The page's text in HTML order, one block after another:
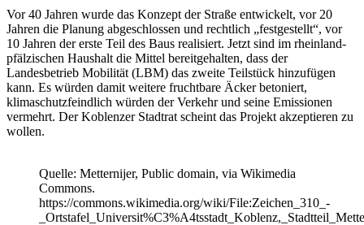
Vor 40 Jahren wurde das Konzept der Straße entwickelt, vor 20
Jahren die Planung abgeschlossen und rechtlich „festgestellt“, vor
10 Jahren der erste Teil des Baus realisiert. Jetzt sind im rheinland-
pfälzischen Haushalt die Mittel bereitgehalten, dass der
Landesbetrieb Mobilität (LBM) das zweite Teilstück hinzufügen
kann. Es würden damit weitere fruchtbare Äcker betoniert,
klimaschutzfeindlich würden der Verkehr und seine Emissionen
vermehrt. Der Koblenzer Stadtrat scheint das Projekt akzeptieren zu
wollen.
Quelle: Metternijer, Public domain, via Wikimedia
Commons.
https://commons.wikimedia.org/wiki/File:Zeichen_310_-